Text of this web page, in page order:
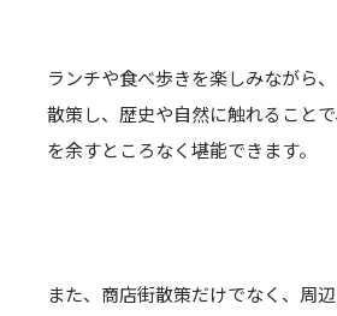
ランチや食べ歩きを楽しみながら
散策し、歴史や自然に触れること
を余すところなく堪能できます。
また、商店街散策だけでなく、周